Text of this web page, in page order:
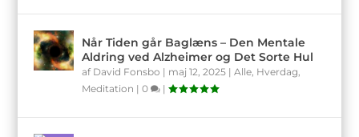
Når Tiden går Baglæns – Den Mentale
Aldring ved Alzheimer og Det Sorte Hul
af David Fonsbo | maj 12, 2025 |Alle Hverdag
Meditation |0 |